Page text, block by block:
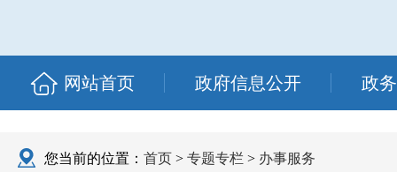
网站首页 政府信息公开 政
您当前的位置： 首页 > 专题专栏 > 办事服务